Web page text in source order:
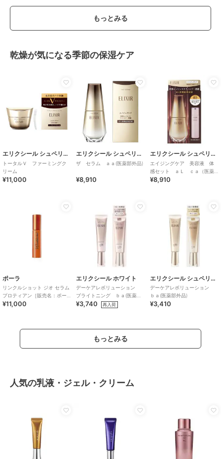
もっとみる
乾燥が気になる季節の保湿ケア
エリクシール シュペリエル
トータルＶ ファーミングク
リーム
¥11,000
エリクシール シュペリエル
ザ セラム ａａ(医薬部外品)
¥8,910
エリクシール シュペリエル
エイジングケア 美容液 体
感セット ａＬ ｃａ（医薬
部外品）
¥8,910
ポーラ
リンクルショット ジオ セラム
プロティアン［販売名：ポー
ラ WRS セラム N
¥11,000
エリクシール ホワイト
デーケアレボリューション
ブライトニング ｂａ(医薬部
外品)
¥3,740 再入荷
エリクシール シュペリエル
デーケアレボリューション
ｂａ(医薬部外品)
¥3,410
もっとみる
人気の乳液・ジェル・クリーム